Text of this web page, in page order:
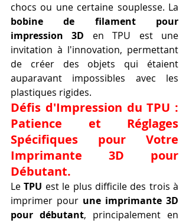
bobine de filament pour
impression 3D en TPU est une
invitation à l'innovation, permettant
de créer des objets qui étaient
auparavant impossibles avec les
plastiques rigides.
Défis d'Impression du TPU :
Patience et Réglages
Spécifiques pour Votre
Imprimante 3D pour
Débutant.
Le TPU est le plus difficile des trois à
imprimer pour une imprimante 3D
pour débutant, principalement en